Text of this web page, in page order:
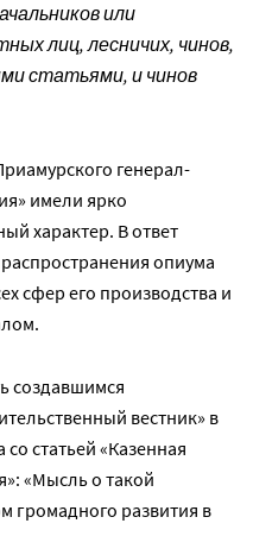
или
лиц, лесничих, чинов,
статьями, и чинов
генерал-
имели ярко
характер. В ответ
опиума
сфер его производства и
создавшимся
вестник» в
статьей «Казенная
«Мысль о такой
громадного развития в